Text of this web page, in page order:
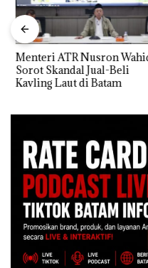
Menteri ATR Nusron Wahid
Sorot Skandal Jual-Beli
Kavling Laut di Batam